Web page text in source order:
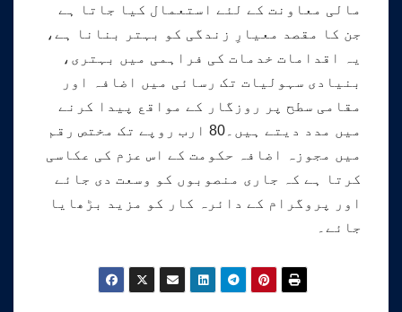
مالی معاونت کے لئے استعمال کیا جاتا ہے
جن کا مقصد معیارِ زندگی کو بہتر بنانا ہے،
یہ اقدامات خدمات کی فراہمی میں بہتری،
بنیادی سہولیات تک رسائی میں اضافہ اور
مقامی سطح پر روزگار کے مواقع پیدا کرنے
میں مدد دیتے ہیں۔80 ارب روپے تک مختص رقم
میں مجوزہ اضافہ حکومت کے اس عزم کی عکاسی
کرتا ہے کہ جاری منصوبوں کو وسعت دی جائے
اور پروگرام کے دائرہ کار کو مزید بڑھایا
جائے۔